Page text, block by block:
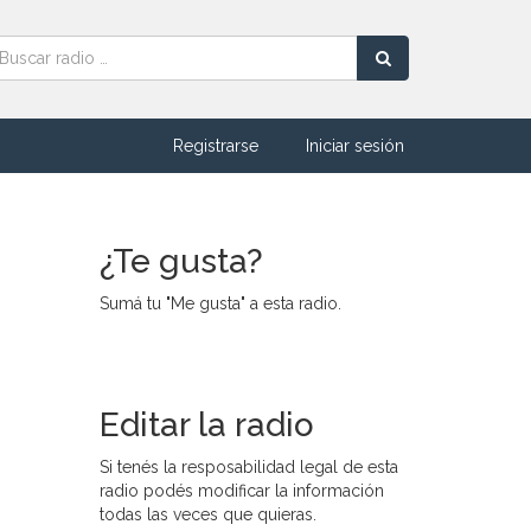
Registrarse Iniciar sesión
¿Te gusta?
Sumá tu "Me gusta" a esta radio.
Editar la radio
Si tenés la resposabilidad legal de esta
radio podés modificar la información
todas las veces que quieras.